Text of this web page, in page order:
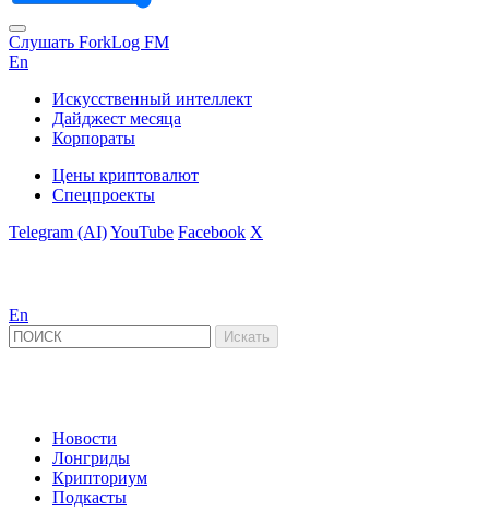
Слушать ForkLog FM
En
Искусственный интеллект
Дайджест месяца
Корпораты
Цены криптовалют
Спецпроекты
Telegram (AI)YouTube Facebook X
En
Новости
Лонгриды
Крипториум
Подкасты